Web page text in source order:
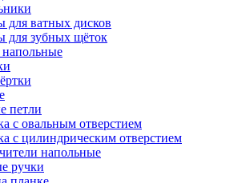
для ватных дисков
для зубных щёток
петли
с овальным отверстием
с цилиндрическим отверстием
напольные
ручки